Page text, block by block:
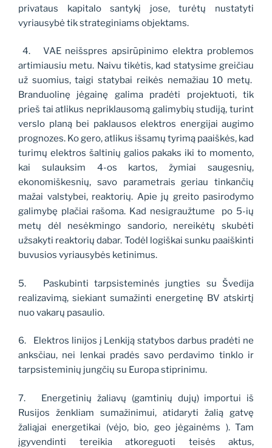
privataus kapitalo santykį jose, turėtų nustatyti
vyriausybė tik strateginiams objektams.
4.
VAE neišspres apsirūpinimo elektra problemos
artimiausiu metu. Naivu tikėtis, kad statysime greičiau
už suomius, taigi statybai reikės nemažiau 10 metų.
Branduolinę jėgainę galima pradėti projektuoti, tik
prieš tai atlikus nepriklausomą galimybių studiją, turint
verslo planą bei paklausos elektros energijai augimo
prognozes. Ko gero, atlikus išsamų tyrimą paaiškės, kad
turimų elektros šaltinių galios pakaks iki to momento,
kai sulauksim 4-os kartos, žymiai saugesnių,
ekonomiškesnių, savo parametrais geriau tinkančių
mažai valstybei, reaktorių. Apie jų greito pasirodymo
galimybę plačiai rašoma. Kad nesigraužtume
po 5-ių
metų dėl nesėkmingo sandorio, nereikėtų skubėti
užsakyti reaktorių dabar. Todėl logiškai sunku paaiškinti
buvusios vyriausybės ketinimus.
5.
Paskubinti tarpsisteminės jungties su Švedija
realizavimą, siekiant sumažinti energetinę BV atskirtį
nuo vakarų pasaulio.
6.
Elektros linijos į Lenkiją statybos darbus pradėti ne
anksčiau, nei lenkai pradės savo perdavimo tinklo ir
tarpsisteminių jungčių su Europa stiprinimu.
7.
Energetinių žaliavų (gamtinių dujų) importui iš
Rusijos ženkliam sumažinimui, atidaryti žalią gatvę
žaliąjai energetikai (vėjo, bio, geo jėgainėms ). Tam
įgyvendinti tereikia atkoreguoti teisės aktus,